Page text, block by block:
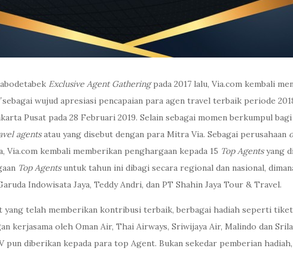
Exclusive Agent Gatheringpada 2017 lalu, Via.com kembali
sebagai wujud apresiasi pencapaian para agen travel terbaik periode
Pusat pada 28 Februari 2019. Selain sebagai momen berkumpul
agentsatau yang disebut dengan para Mitra Via. Sebagai perusahaan
Via.com kembali memberikan penghargaan kepada 15 Top Agentsyang
Top Agents untuk tahun ini dibagi secara regional dan nasional,
Indowisata Jaya, Teddy Andri, dan PT Shahin Jaya Tour & Travel.
yang telah memberikan kontribusi terbaik, berbagai hadiah seperti
kerjasama oleh Oman Air, Thai Airways, Sriwijaya Air, Malindo dan
pun diberikan kepada para top Agent. Bukan sekedar pemberian